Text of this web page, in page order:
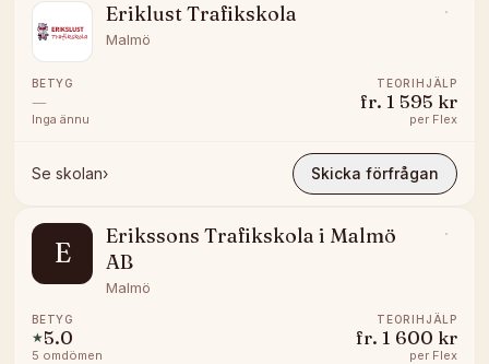
Eriklust Trafikskola
Malmö
BETYG
—
Inga ännu
TEORIHJÄLP
fr. 1 595 kr
per Flex
Se skolan› Skicka förfrågan
E
Erikssons Trafikskola i Malmö
AB
Malmö
BETYG
★5.0
5 omdömen
TEORIHJÄLP
fr. 1 600 kr
per Flex